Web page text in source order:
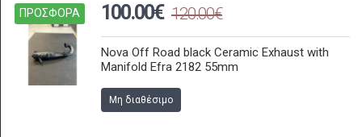
ΠΡΟΣΦΟΡΑ 100.00€ 120.00€
Nova Off Road black Ceramic Exhaust with
Manifold Efra 2182 55mm
Μη διαθέσιμο